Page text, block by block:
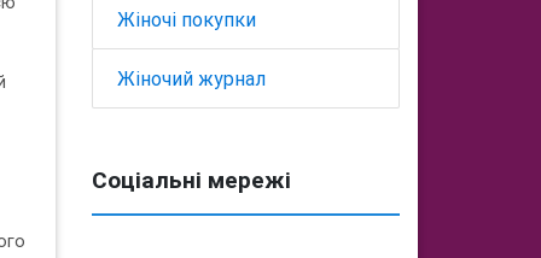
Жіночі покупки
Жіночий журнал
Соціальні мережі